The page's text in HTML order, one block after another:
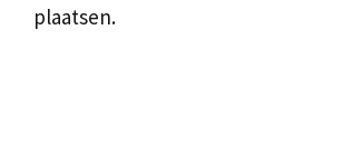
plaatsen.